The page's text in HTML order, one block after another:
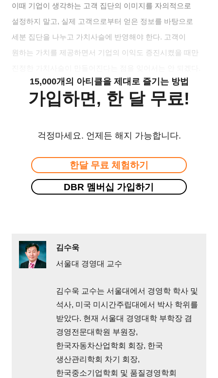
이때 기업이 생각하는 고객 집단의 이미지를 자의적으로
설정하지 말고, 실제 고객으로부터 얻은 정보를 바탕으로
세분 집단을 나누고 가치사슬에 반영해야 한다. 고객이
원하는 가치를 제공하면서 기업의 이익도 증진시켰을 때만
15,000개의 아티클을 제대로 즐기는 방법
가입하면, 한 달 무료!
걱정마세요. 언제든 해지 가능합니다.
한달 무료 체험하기
DBR 멤버십 가입하기
김수욱
서울대 경영대 교수
김수욱 교수는 서울대에서 경영학 학사 및
석사, 미국 미시간주립대에서 박사 학위를
받았다. 현재 서울대 경영대학 부학장 겸
경영전문대학원 부원장,
한국자동차산업학회 회장, 한국
생산관리학회 차기 회장,
한국중소기업학회 및 품질경영학회